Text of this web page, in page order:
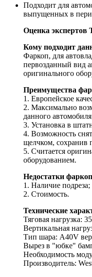
Подходит для
выпущенных в
Оценка экспертов
Кому подходит
Фаркоп, для
первозданный вид
оригинального
Преимущества
1. Европейское
2. Максимально
данного
3. Установка в
4. Возможность
щелчком, сохранив
5. Считается
оборудованием.
Недостатки
1. Наличие подреза;
2. Стоимость.
Технические
Тяговая нагрузка:
Вертикальная
Тип шара: A40V
Вырез в "юбке"
Необходимость
Производитель: